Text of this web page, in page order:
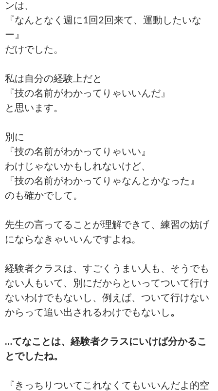
ンは、
『なんとなく週に1回2回来て、運動したいな
ー』
だけでした。
私は自分の経験上だと
『技の名前がわかってりゃいいんだ』
と思います。
別に
『技の名前がわかってりゃいい』
わけじゃないかもしれないけど、
『技の名前がわかってりゃなんとかなった』
のも確かでして。
先生の言ってることが理解できて、練習の妨げ
にならなきゃいいんですよね。
経験者クラスは、すごくうまい人も、そうでも
ない人もいて、別にだからといってついて行け
ないわけでもないし、例えば、ついて行けない
からって追い出されるわけでもないし 。
…てなことは、経験者クラスにいけば分かるこ
とでしたね。
『きっちりついてこれなくてもいいんだよ的空